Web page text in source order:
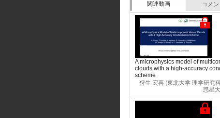
関連動画 コメン
A microphysics model of
clouds with a high-accuracy
scheme
狩生 宏喜 (東北大学 理学研究
惑星